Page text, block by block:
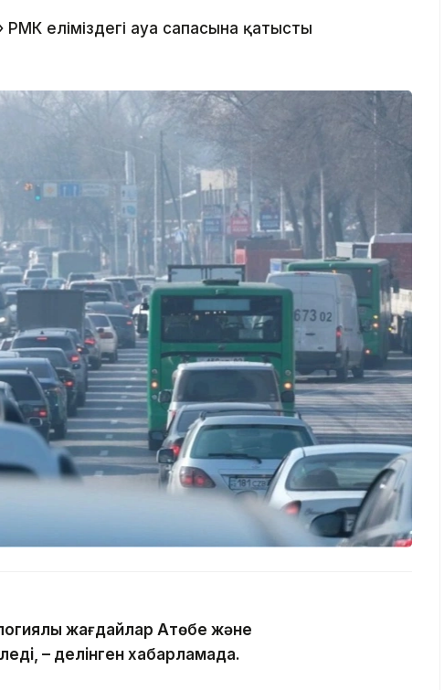
РМК еліміздегі ауа сапасына қатысты
жағдайлар Ақтөбе және
– делінген хабарламада.